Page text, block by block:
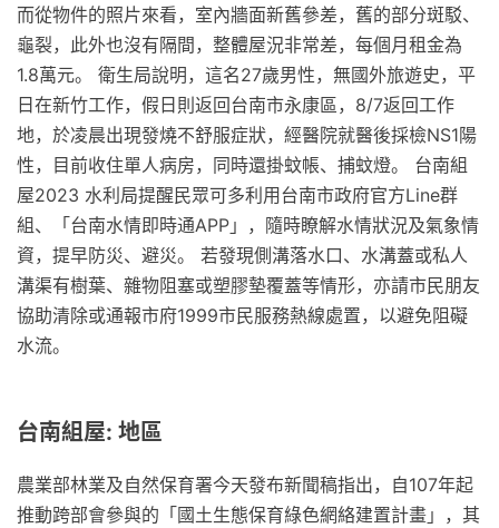
而從物件的照片來看，室內牆面新舊參差，舊的部分斑駁、
龜裂，此外也沒有隔間，整體屋況非常差，每個月租金為
1.8萬元。 衛生局說明，這名27歲男性，無國外旅遊史，平
日在新竹工作，假日則返回台南市永康區，8/7返回工作
地，於凌晨出現發燒不舒服症狀，經醫院就醫後採檢NS1陽
性，目前收住單人病房，同時還掛蚊帳、捕蚊燈。 台南組
屋2023 水利局提醒民眾可多利用台南市政府官方Line群
組、「台南水情即時通APP」，隨時瞭解水情狀況及氣象情
資，提早防災、避災。 若發現側溝落水口、水溝蓋或私人
溝渠有樹葉、雜物阻塞或塑膠墊覆蓋等情形，亦請市民朋友
協助清除或通報市府1999市民服務熱線處置，以避免阻礙
水流。
台南組屋: 地區
農業部林業及自然保育署今天發布新聞稿指出，自107年起
推動跨部會參與的「國土生態保育綠色網絡建置計畫」，其